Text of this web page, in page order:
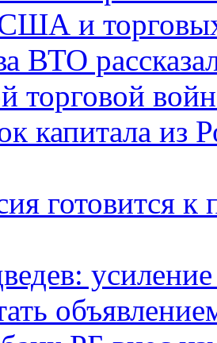
США и
ВТО
торговой
капитала из
готовится